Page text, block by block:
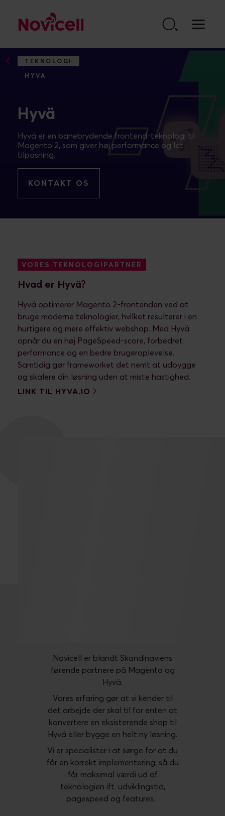
TEKNOLOGI
HYVA
Hyvä
Hyvä er en banebrydende frontend-teknologi til
Magento 2, som giver høj performance og let
tilpasning.
KONTAKT OS
VORES TEKNOLOGIPARTNER
Hvad er Hyvä?
Hyvä optimerer Magento 2-frontenden ved at
bruge moderne teknologier, hvilket resulterer i en
hurtigere og mere effektiv webshop. Med Hyvä
opnår du en høj PageSpeed-score, forbedret
performance og en bedre brugeroplevelse.
Samtidig gør frameworket det nemt at udbygge
og skalere din løsning uden at miste hastighed.
LINK TIL HYVA.IO
Novicell er blandt Skandinaviens
førende partnere på Magento og
Hyvä.
Vores erfaring gør at vi kender til
det arbejde der skal til for enten at
konvertere en eksisterende shop til
Hyvä eller bygge en helt ny løsning.
Vi er specialister i at sørge for at du
får en korrekt implementering, så du
får maksimal værdi ud af
teknologien ift. udviklingstid,
pagespeed og features.